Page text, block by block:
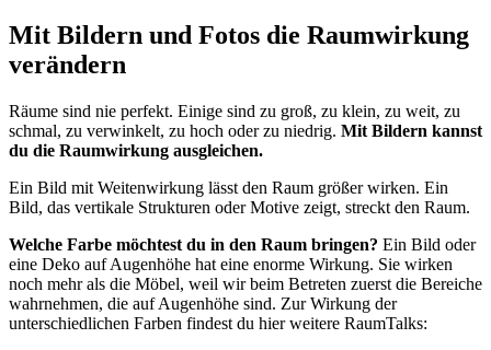
Mit Bildern und Fotos die Raumwirkung
verändern
Räume sind nie perfekt. Einige sind zu groß, zu klein, zu weit, zu
schmal, zu verwinkelt, zu hoch oder zu niedrig. Mit Bildern kannst
du die Raumwirkung ausgleichen.
Ein Bild mit Weitenwirkung lässt den Raum größer wirken. Ein
Bild, das vertikale Strukturen oder Motive zeigt, streckt den Raum.
Welche Farbe möchtest du in den Raum bringen? Ein Bild oder
eine Deko auf Augenhöhe hat eine enorme Wirkung. Sie wirken
noch mehr als die Möbel, weil wir beim Betreten zuerst die Bereiche
wahrnehmen, die auf Augenhöhe sind. Zur Wirkung der
unterschiedlichen Farben findest du hier weitere RaumTalks: